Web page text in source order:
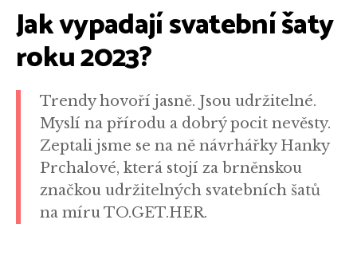
Jak vypadají svatební šaty
roku 2023?
Trendy hovoří jasně. Jsou udržitelné.
Myslí na přírodu a dobrý pocit nevěsty.
Zeptali jsme se na ně návrhářky Hanky
Prchalové, která stojí za brněnskou
značkou udržitelných svatebních šatů
na míru TO.GET.HER.